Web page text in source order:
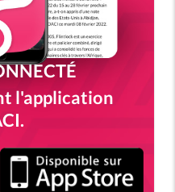
l'application